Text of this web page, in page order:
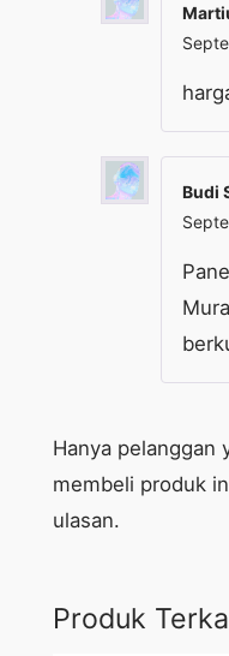
Budi
Hanya pelanggan
membeli produk
ulasan.
Produk